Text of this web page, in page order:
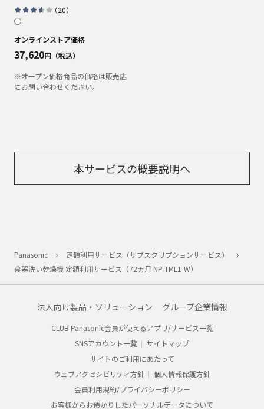
（20）
オンラインストア価格
37,620円（税込）
※オープン価格商品の価格は販売店
にお問い合わせください。
本サービスの概要説明へ
Panasonic
定額利用サービス（サブスクリプションサービス）
食器洗い乾燥機 定額利用サービス（72ヵ月 NP-TML1-W）
法人向け製品・ソリューション グループ企業情報
CLUB Panasonic会員が使えるアプリ/サービス一覧
SNSアカウント一覧
サイトマップ
サイトのご利用にあたって
ウェブアクセシビリティ方針
個人情報保護方針
会員利用規約/プライバシーポリシー
お客様からお預かりしたパーソナルデータについて